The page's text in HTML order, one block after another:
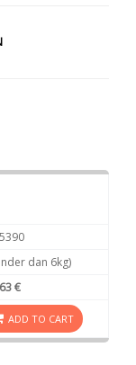
dan 6kg)
€
ADD TO CART